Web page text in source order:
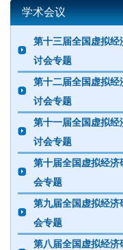
学术会议
第十三届全国虚拟经
讨会专题
第十二届全国虚拟经
讨会专题
第十一届全国虚拟经
讨会专题
第十届全国虚拟经济
会专题
第九届全国虚拟经济
会专题
第八届全国虚拟经济